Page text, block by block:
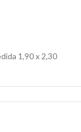
1,90 x 2,30